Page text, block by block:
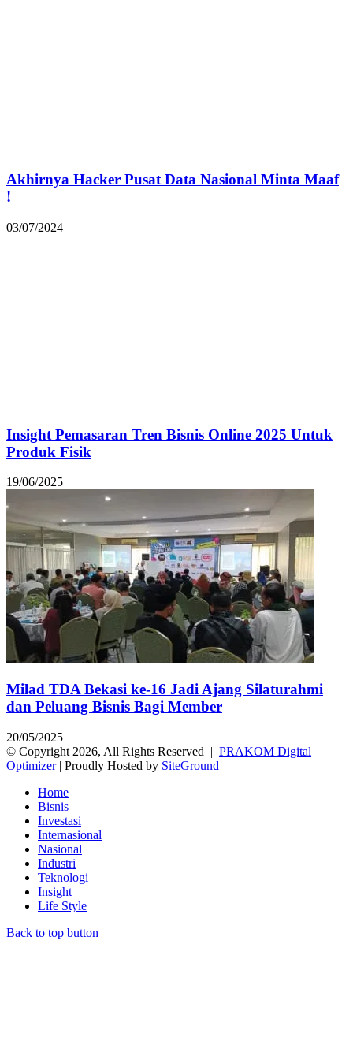
Akhirnya Hacker Pusat Data Nasional Minta Maaf
!
03/07/2024
Insight Pemasaran Tren Bisnis Online 2025 Untuk
Produk Fisik
19/06/2025
Milad TDA Bekasi ke-16 Jadi Ajang Silaturahmi
dan Peluang Bisnis Bagi Member
20/05/2025
© Copyright 2026, All Rights Reserved | PRAKOM Digital
Optimizer | Proudly Hosted by SiteGround
Home
Bisnis
Investasi
Internasional
Nasional
Industri
Teknologi
Insight
Life Style
Back to top button